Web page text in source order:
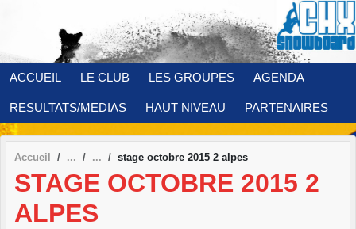
ACCUEIL LE CLUB LES GROUPES AGENDA
RESULTATS/MEDIAS HAUT NIVEAU PARTENAIRES
Accueil stage octobre 2015 2 alpes
STAGE OCTOBRE 2015 2
ALPES